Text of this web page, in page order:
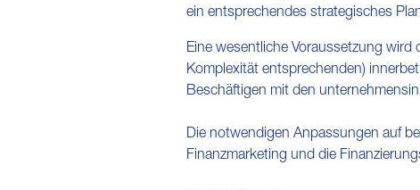
ein entsprechendes strategisches
Eine wesentliche Voraussetzung
Komplexität entsprechenden)
Beschäftigen mit den
Die notwendigen Anpassungen auf
Finanzmarketing und die